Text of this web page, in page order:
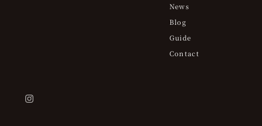
News
Blog
Guide
Contact